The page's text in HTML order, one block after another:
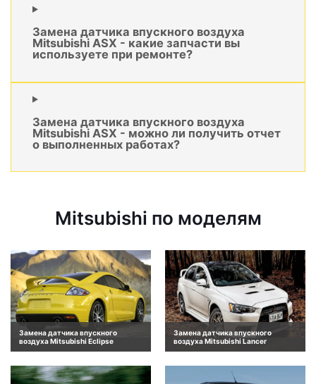
Замена датчика впускного воздуха
Mitsubishi ASX - какие запчасти вы
используете при ремонте?
Замена датчика впускного воздуха
Mitsubishi ASX - можно ли получить отчет
о выполненных работах?
Mitsubishi по моделям
Замена датчика впускного
воздуха Mitsubishi Eclipse
Замена датчика впускного
воздуха Mitsubishi Lancer